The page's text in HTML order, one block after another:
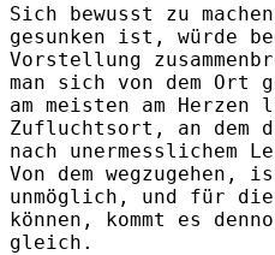
Sich bewusst zu
gesunken ist, würde
Vorstellung
man sich von dem Ort
am meisten am
Zufluchtsort, an dem
nach unermesslichem
Von dem
unmöglich, und für
können, kommt es
gleich.